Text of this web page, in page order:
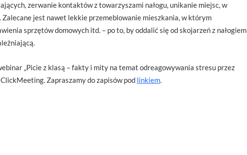
zerwanie kontaktów z towarzyszami nałogu, unikanie miejsc, w
jest nawet lekkie przemeblowanie mieszkania, w którym
sprzętów domowych itd. – po to, by oddalić się od skojarzeń z nałogiem
„Picie z klasą – fakty i mity na temat odreagowywania stresu przez
Zapraszamy do zapisów pod linkiem.